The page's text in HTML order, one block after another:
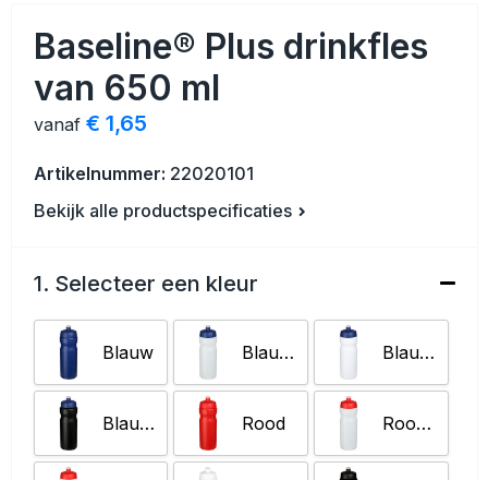
Vrije tijd en Strand
Anti-stress
Kerst
Sinterklaas
Waterflesjes
Levensmiddelen
Themapakketten
Toilettassen
Waterbestendige tassen
Reistassensets
Duffeltassen
Tablettassen
Heuptassen
Documententassen
Accessoires voor tassen
Baseline® Plus drinkfles
van 650 ml
vanaf € 1,65
Artikelnummer: 22020101
Bekijk alle productspecificaties
1. Selecteer een kleur
Blauw Blauw/Transparant helder Blauw/Wit
Blauw/Zwart Rood Rood/Transparant wit